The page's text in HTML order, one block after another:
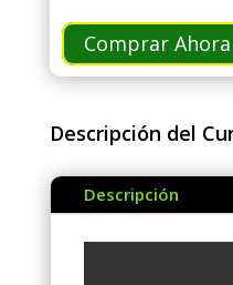
Comprar
Descripción del
Descripción